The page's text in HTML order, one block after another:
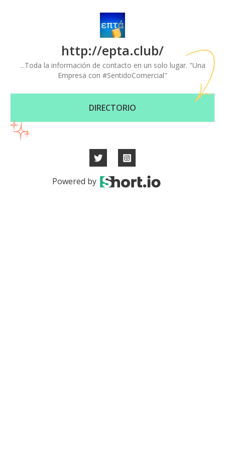
http://epta.club/
...Toda la información de contacto en un solo lugar. "Una
Empresa con #SentidoComercial"
DIRECTORIO
Powered by